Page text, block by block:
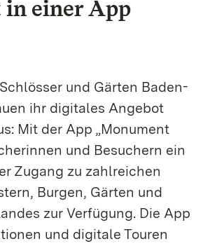
einer App
und Gärten Baden-
ihr digitales Angebot
Mit der App „Monument
und Besuchern ein
Zugang zu zahlreichen
Burgen, Gärten und
zur Verfügung. Die App
und digitale Touren